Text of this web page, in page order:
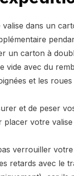
dans un
un carton à
vide avec du
et les
et de peser
votre
verrouiller
retards avec le